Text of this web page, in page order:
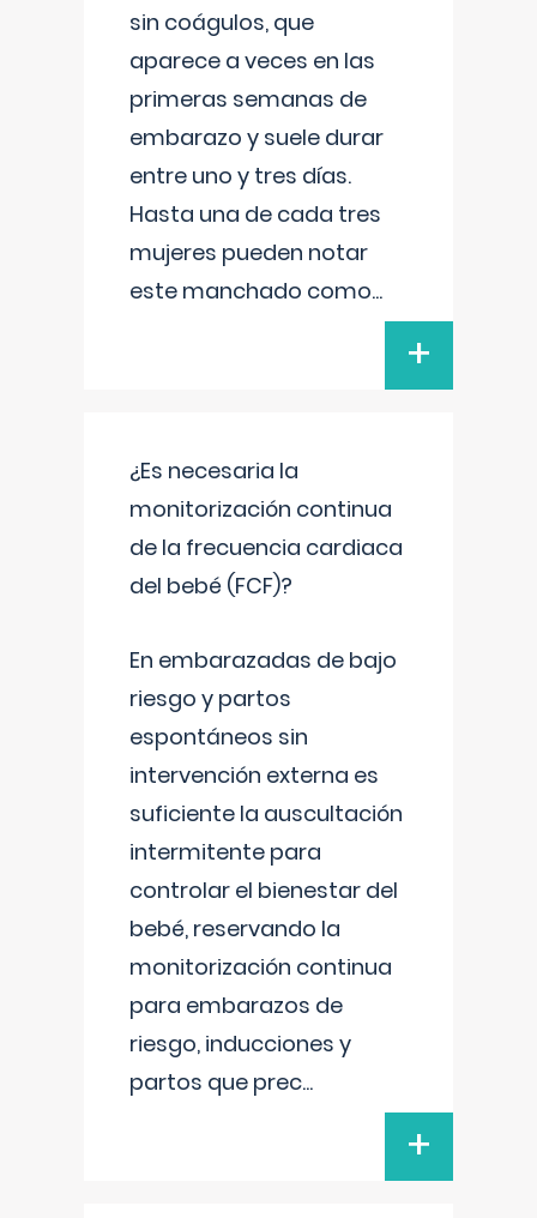
sin coágulos, que
aparece a veces en las
primeras semanas de
embarazo y suele durar
entre uno y tres días.
Hasta una de cada tres
mujeres pueden notar
este manchado como...
+
¿Es necesaria la
monitorización continua
de la frecuencia cardiaca
del bebé (FCF)?
En embarazadas de bajo
riesgo y partos
espontáneos sin
intervención externa es
suficiente la auscultación
intermitente para
controlar el bienestar del
bebé, reservando la
monitorización continua
para embarazos de
riesgo, inducciones y
partos que prec...
+